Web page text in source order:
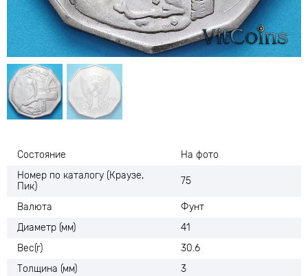
Состояние
На фото
Номер по каталогу (Краузе,
Пик)
75
Валюта
Фунт
Диаметр (мм)
41
Вес(г)
30.6
Толщина (мм)
3